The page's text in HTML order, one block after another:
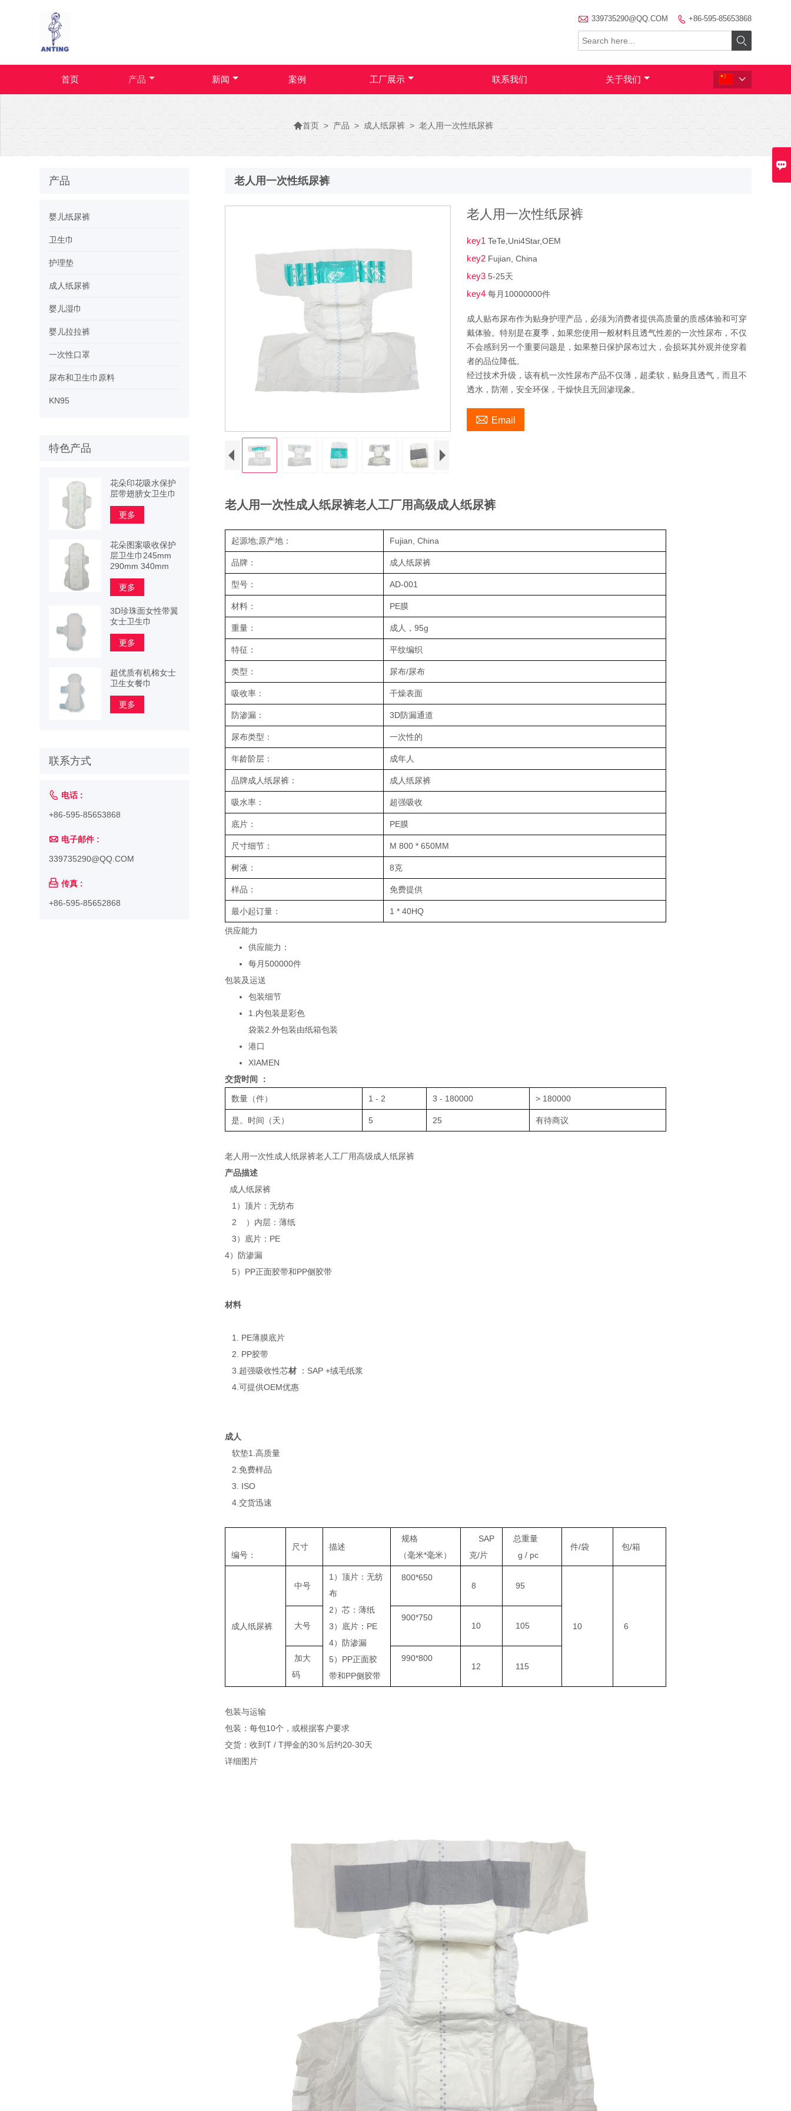

 339735290@QQ.COM  +86-595-85653868

首页 产品 新闻 案例 工厂展示 联系我们 关于我们 
首页 > 产品 > 成人纸尿裤 > 老人用一次性纸尿裤
老人用一次性纸尿裤
老人用一次性纸尿裤
key1TeTe,Uni4Star,OEM
key2 Fujian, China
key35-25天
key4每月10000000件
成人贴布尿布作为贴身护理产品，必须为消费者提供高质量的质感体验和可穿
戴体验。特别是在夏季，如果您使用一般材料且透气性差的一次性尿布，不仅
不会感到另一个重要问题是，如果整日保护尿布过大，会损坏其外观并使穿着
者的品位降低。
经过技术升级，该有机一次性尿布产品不仅薄，超柔软，贴身且透气，而且不
透水，防潮，安全环保，干燥快且无回渗现象。
 Email
老人用一次性成人纸尿裤老人工厂用高级成人纸尿裤
起源地;原产地： Fujian, China
品牌： 成人纸尿裤
型号： AD-001
材料： PE膜
重量： 成人，95g
特征： 平纹编织
类型： 尿布/尿布
吸收率： 干燥表面
防渗漏： 3D防漏通道
尿布类型： 一次性的
年龄阶层： 成年人
品牌成人纸尿裤： 成人纸尿裤
吸水率： 超强吸收
底片： PE膜
尺寸细节： M 800 * 650MM
树液： 8克
样品： 免费提供
最小起订量： 1 * 40HQ
供应能力
供应能力：
每月500000件
包装及运送
包装细节
1.内包装是彩色
袋装2.外包装由纸箱包装
港口
XIAMEN
交货时间 ：
数量（件） 1 - 2 3 - 180000 > 180000
是。时间（天） 5 25 有待商议
老人用一次性成人纸尿裤老人工厂用高级成人纸尿裤
产品描述
成人纸尿裤
1）顶片：无纺布
2 ）内层：薄纸
3）底片：PE
4）防渗漏
5）PP正面胶带和PP侧胶带
材料
1. PE薄膜底片
2. PP胶带
3.超强吸收性芯材
：SAP +绒毛纸浆
4.可提供OEM优惠
成人
软垫1.高质量
2.免费样品
3. ISO
4.交货迅速
编号：
尺寸 描述
规格
（毫米*毫米）
SAP
克/片
总重量
g / pc
件/袋 包/箱
成人纸尿裤
中号
1）顶片：无纺
布
2）芯：薄纸
3）底片：PE
4）防渗漏
5）PP正面胶
带和PP侧胶带
800*650
8
95
10 6
大号
900*750
10
105
加大
码
990*800
12
115
包装与运输
包装：每包10个，或根据客户要求
交货：收到T / T押金的30％后约20-30天
详细图片
产品
婴儿纸尿裤
卫生巾
护理垫
成人纸尿裤
婴儿湿巾
婴儿拉拉裤
一次性口罩
尿布和卫生巾原料
KN95
特色产品
花朵印花吸水保护
层带翅膀女卫生巾
更多
花朵图案吸收保护
层卫生巾245mm
290mm 340mm
更多
3D珍珠面女性带翼
女士卫生巾
更多
超优质有机棉女士
卫生女餐巾
更多
联系方式
 电话 :
+86-595-85653868
 电子邮件 :
339735290@QQ.COM
 传真 :
+86-595-85652868